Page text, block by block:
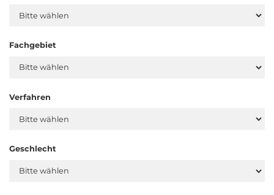
Fachgebiet
Verfahren
Geschlecht